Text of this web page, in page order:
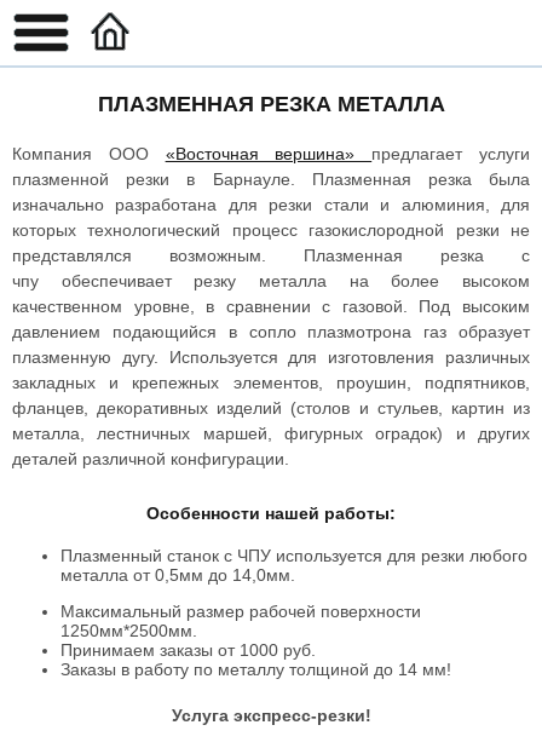
ПЛАЗМЕННАЯ РЕЗКА МЕТАЛЛА
Компания ООО «Восточная вершина» предлагает услуги
плазменной резки в Барнауле. Плазменная резка
была
изначально разработана для резки стали и алюминия, для
которых технологический процесс газокислородной резки не
представлялся возможным. Плазменная резка с
чпу
обеспечивает резку металла на более высоком
качественном уровне, в сравнении с газовой. Под высоким
давлением подающийся в сопло плазмотрона газ образует
плазменную дугу. Используется для изготовления различных
закладных и крепежных элементов, проушин, подпятников,
фланцев, декоративных изделий (столов и стульев, картин из
металла, лестничных маршей, фигурных оградок) и других
деталей различной конфигурации.
Особенности нашей работы:
Плазменный станок с ЧПУ используется для резки любого
металла от 0,5мм до 14,0мм.
Максимальный размер рабочей поверхности
1250мм*2500мм.
Принимаем заказы от 1000 руб.
Заказы в работу по металлу толщиной до 14 мм!
Услуга экспресс-резки!